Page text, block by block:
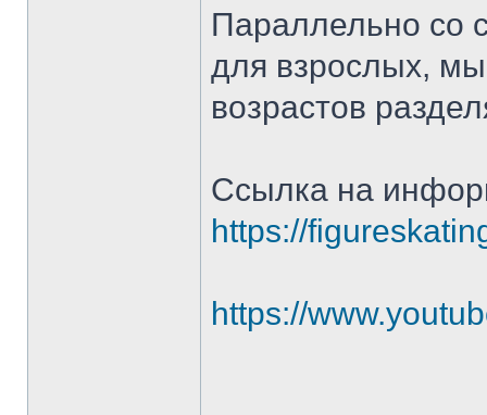
Параллельно со
для взрослых,
возрастов
Ссылка на
https://
https://